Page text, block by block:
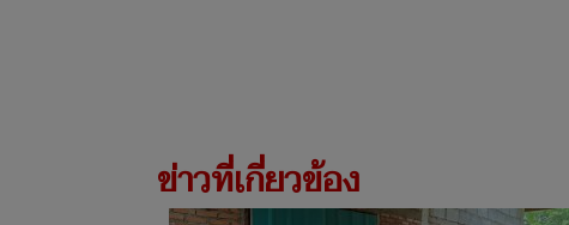
ข่าวที่เกี่ยวข้อง